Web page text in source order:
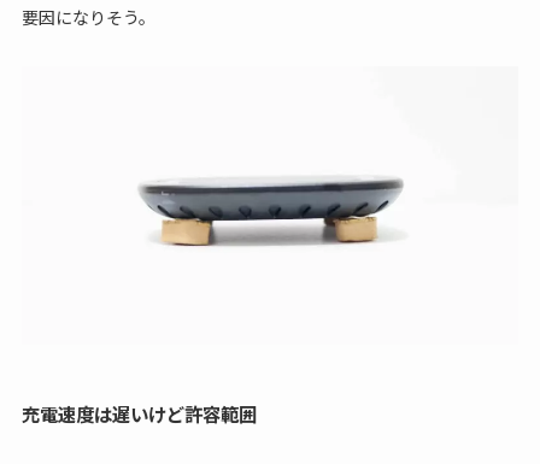
要因になりそう。
充電速度は遅いけど許容範囲